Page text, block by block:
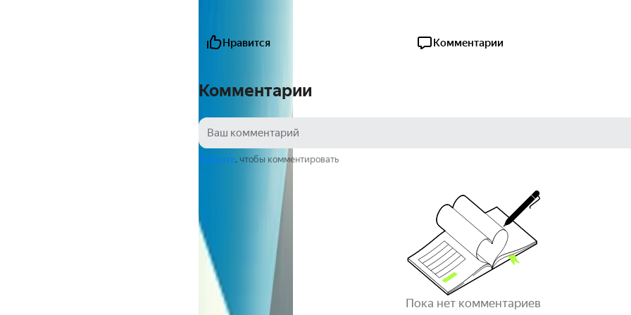
Нравится Комментарии
Комментарии
Войдите, чтобы комментировать
Пока нет комментариев